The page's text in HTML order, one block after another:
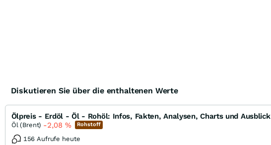
Diskutieren Sie über die enthaltenen Werte
Ölpreis - Erdöl - Öl - Rohöl: Infos, Fakten, Analysen, Charts und Ausblick
Öl (Brent) -2,08 % Rohstoff
156 Aufrufe heute